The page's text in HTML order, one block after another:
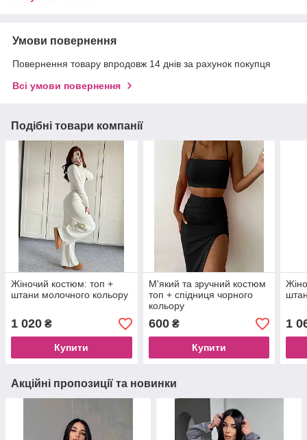
Умови повернення
Повернення товару впродовж 14 днів за рахунок покупця
Всі умови повернення
Подібні товари компанії
Жіночий костюм: топ +
штани молочного кольору
1 020 ₴
Купити
М'який та зручний костюм
топ + спідниця чорного
кольору
600₴
Купити
1
Акційні пропозиції та новинки